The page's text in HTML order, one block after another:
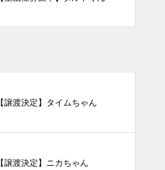
【譲渡決定】タイムちゃん
【譲渡決定】ニカちゃん